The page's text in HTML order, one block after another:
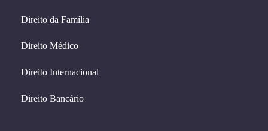
Direito da Família
Direito Médico
Direito Internacional
Direito Bancário